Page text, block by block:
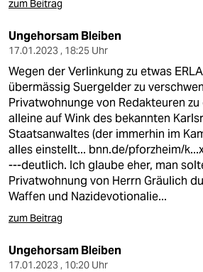
zum Beitrag
Ungehorsam Bleiben
17.01.2023 , 18:25 Uhr
Wegen der Verlinkung zu etwas
übermässig Suergelder zu
Privatwohnunge von Redakteuren
alleine auf Wink des bekannten
Staatsanwaltes (der immerhin im
alles einstellt... bnn.de/pforzheim/
---deutlich. Ich glaube eher, man
Privatwohnung von Herrn Gräulich
Waffen und Nazidevotionalie...
zum Beitrag
Ungehorsam Bleiben
17.01.2023 , 10:20 Uhr